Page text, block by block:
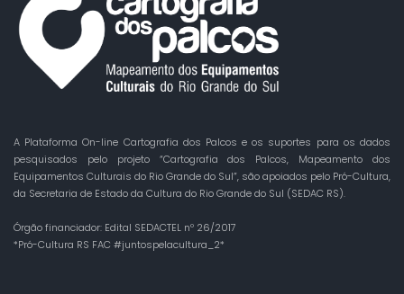
A Plataforma On-line Cartografia dos Palcos e os suportes para os dados
pesquisados pelo projeto “Cartografia dos Palcos, Mapeamento dos
Equipamentos Culturais do Rio Grande do Sul”, são apoiados pelo Pró-Cultura,
da Secretaria de Estado da Cultura do Rio Grande do Sul (SEDAC RS).
Órgão financiador: Edital SEDACTEL nº 26/2017
*Pró-Cultura RS FAC #juntospelacultura_2*